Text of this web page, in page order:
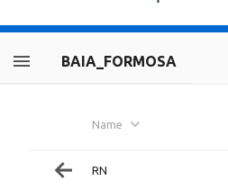
BAIA_FORMOSA
Name
RN